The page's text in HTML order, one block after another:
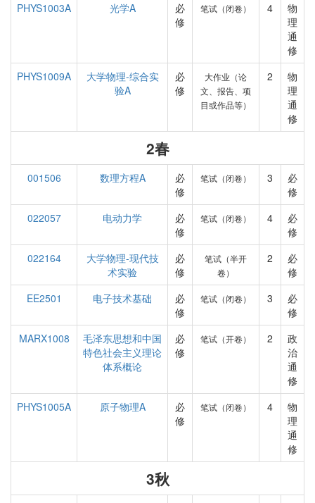
PHYS1003A
光学A
必
修
笔试（闭卷） 4
物
理
通
修
PHYS1009A
大学物理-综合实
验A
必
修
大作业（论
文、报告、项
目或作品等）
2
物
理
通
修
2春
001506 数理方程A
必
修
笔试（闭卷） 3
必
修
022057
电动力学
必
修
笔试（闭卷） 4
必
修
022164
大学物理-现代技
术实验
必
修
笔试（半开
卷）
2
必
修
EE2501
电子技术基础
必
修
笔试（闭卷） 3
必
修
MARX1008
毛泽东思想和中国
特色社会主义理论
体系概论
必
修
笔试（开卷） 2
政
治
通
修
PHYS1005A
原子物理A
必
修
笔试（闭卷） 4
物
理
通
修
3秋